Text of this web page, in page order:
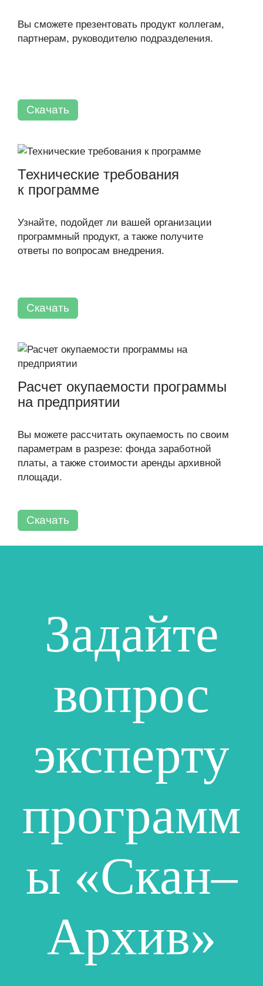
Вы сможете презентовать продукт коллегам,
партнерам, руководителю подразделения.
Скачать
Технические требования
к программе
Узнайте, подойдет ли вашей организации
программный продукт, а также получите
ответы по вопросам внедрения.
Скачать
Расчет окупаемости программы
на предприятии
Вы можете рассчитать окупаемость по своим
параметрам в разрезе: фонда заработной
платы, а также стоимости аренды архивной
площади.
Скачать
Задайте
вопрос
эксперту
программ
ы «Скан–
Архив»